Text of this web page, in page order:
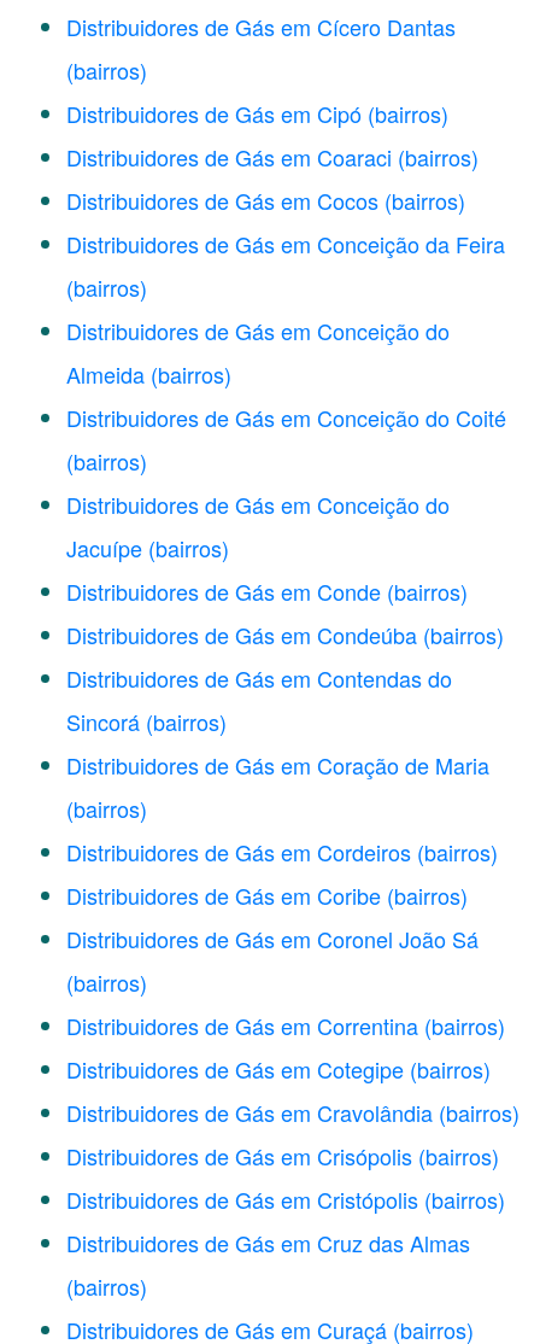
Distribuidores de Gás em Cícero Dantas
(bairros)
Distribuidores de Gás em Cipó (bairros)
Distribuidores de Gás em Coaraci (bairros)
Distribuidores de Gás em Cocos (bairros)
Distribuidores de Gás em Conceição da Feira
(bairros)
Distribuidores de Gás em Conceição do
Almeida (bairros)
Distribuidores de Gás em Conceição do Coité
(bairros)
Distribuidores de Gás em Conceição do
Jacuípe (bairros)
Distribuidores de Gás em Conde (bairros)
Distribuidores de Gás em Condeúba (bairros)
Distribuidores de Gás em Contendas do
Sincorá (bairros)
Distribuidores de Gás em Coração de Maria
(bairros)
Distribuidores de Gás em Cordeiros (bairros)
Distribuidores de Gás em Coribe (bairros)
Distribuidores de Gás em Coronel João Sá
(bairros)
Distribuidores de Gás em Correntina (bairros)
Distribuidores de Gás em Cotegipe (bairros)
Distribuidores de Gás em Cravolândia (bairros)
Distribuidores de Gás em Crisópolis (bairros)
Distribuidores de Gás em Cristópolis (bairros)
Distribuidores de Gás em Cruz das Almas
(bairros)
Distribuidores de Gás em Curaçá (bairros)